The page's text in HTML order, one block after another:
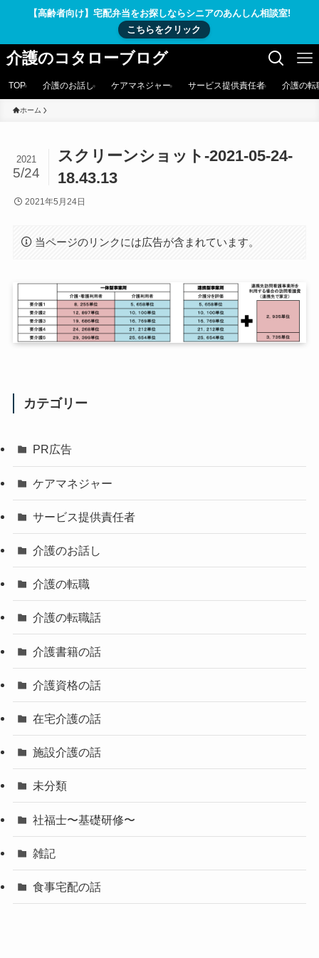
【高齢者向け】宅配弁当をお探しならシニアのあんしん相談室!
こちらをクリック
介護のコタローブログ
TOP 介護のお話し ケアマネジャー サービス提供責任者 介護の転
ホーム
スクリーンショット-2021-05-24-
18.43.13
2021
5/24
2021年5月24日
当ページのリンクには広告が含まれています。
カテゴリー
PR広告
ケアマネジャー
サービス提供責任者
介護のお話し
介護の転職
介護の転職話
介護書籍の話
介護資格の話
在宅介護の話
施設介護の話
未分類
社福士〜基礎研修〜
雑記
食事宅配の話